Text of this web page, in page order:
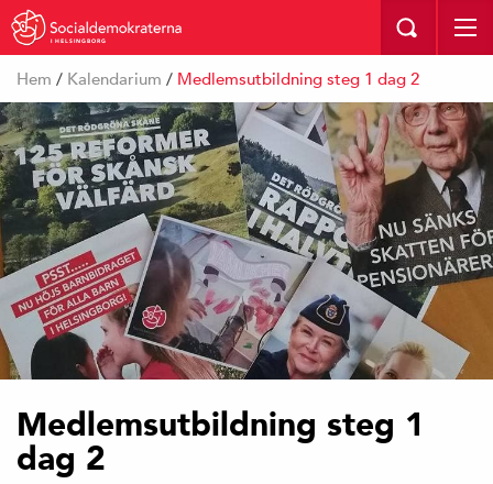
I HELSINGBORG
Hem / Kalendarium / Medlemsutbildning steg 1 dag 2
Medlemsutbildning steg 1
dag 2